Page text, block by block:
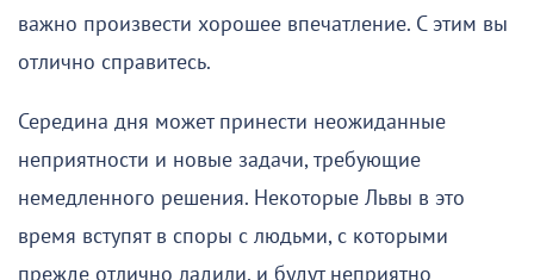
важно произвести хорошее впечатление. С этим вы
отлично справитесь.
Середина дня может принести неожиданные
неприятности и новые задачи, требующие
немедленного решения. Некоторые Львы в это
время вступят в споры с людьми, с которыми
прежде отлично ладили, и будут неприятно